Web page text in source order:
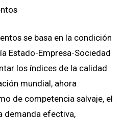
se basa en la condición
Estado-Empresa-Sociedad
los índices de la calidad
mundial, ahora
de competencia salvaje, el
demanda efectiva,